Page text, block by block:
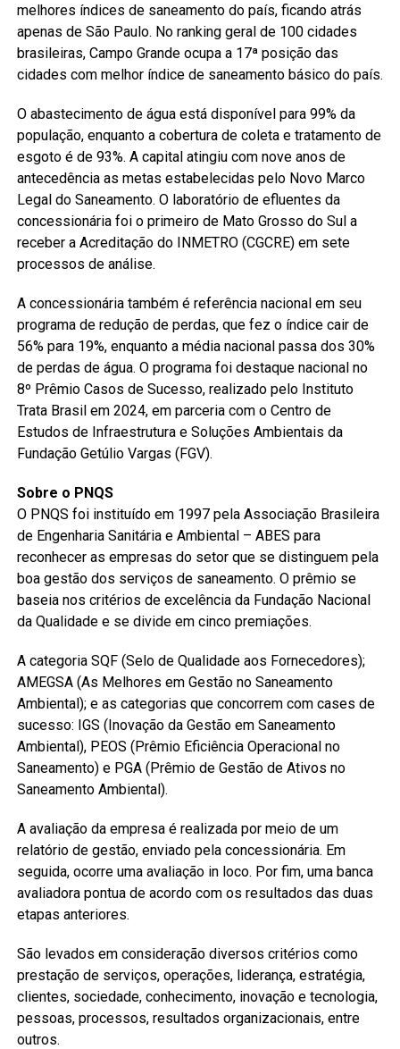
melhores índices de saneamento do país, ficando atrás
apenas de São Paulo. No ranking geral de 100 cidades
brasileiras, Campo Grande ocupa a 17ª posição das
cidades com melhor índice de saneamento básico do país.
O abastecimento de água está disponível para 99% da
população, enquanto a cobertura de coleta e tratamento de
esgoto é de 93%. A capital atingiu com nove anos de
antecedência as metas estabelecidas pelo Novo Marco
Legal do Saneamento. O laboratório de efluentes da
concessionária foi o primeiro de Mato Grosso do Sul a
receber a Acreditação do INMETRO (CGCRE) em sete
processos de análise.
A concessionária também é referência nacional em seu
programa de redução de perdas, que fez o índice cair de
56% para 19%, enquanto a média nacional passa dos 30%
de perdas de água. O programa foi destaque nacional no
8º Prêmio Casos de Sucesso, realizado pelo Instituto
Trata Brasil em 2024, em parceria com o Centro de
Estudos de Infraestrutura e Soluções Ambientais da
Fundação Getúlio Vargas (FGV).
Sobre o PNQS
O PNQS foi instituído em 1997 pela Associação Brasileira
de Engenharia Sanitária e Ambiental – ABES para
reconhecer as empresas do setor que se distinguem pela
boa gestão dos serviços de saneamento. O prêmio se
baseia nos critérios de excelência da Fundação Nacional
da Qualidade e se divide em cinco premiações.
A categoria SQF (Selo de Qualidade aos Fornecedores);
AMEGSA (As Melhores em Gestão no Saneamento
Ambiental); e as categorias que concorrem com cases de
sucesso: IGS (Inovação da Gestão em Saneamento
Ambiental), PEOS (Prêmio Eficiência Operacional no
Saneamento) e PGA (Prêmio de Gestão de Ativos no
Saneamento Ambiental).
A avaliação da empresa é realizada por meio de um
relatório de gestão, enviado pela concessionária. Em
seguida, ocorre uma avaliação in loco. Por fim, uma banca
avaliadora pontua de acordo com os resultados das duas
etapas anteriores.
São levados em consideração diversos critérios como
prestação de serviços, operações, liderança, estratégia,
clientes, sociedade, conhecimento, inovação e tecnologia,
pessoas, processos, resultados organizacionais, entre
outros.